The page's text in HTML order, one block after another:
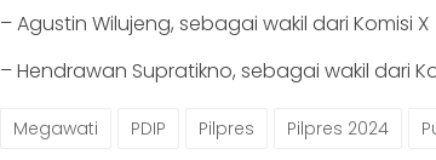
– Agustin Wilujeng, sebagai wakil dari Komisi X
– Hendrawan Supratikno, sebagai wakil dari
Megawati PDIP Pilpres Pilpres 2024